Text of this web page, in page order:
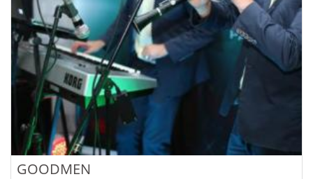
GOODMEN